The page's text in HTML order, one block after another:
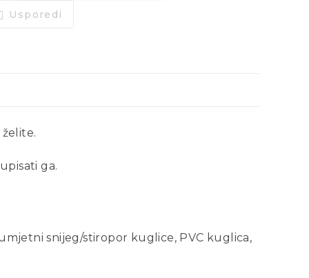
Usporedi
ga.
snijeg/stiropor kuglice, PVC kuglica,